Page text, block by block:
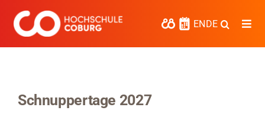
Inhalt
springen
ENDE
Schnuppertage 2027